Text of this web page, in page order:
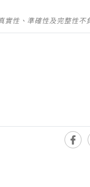
性、準確性及完整性不